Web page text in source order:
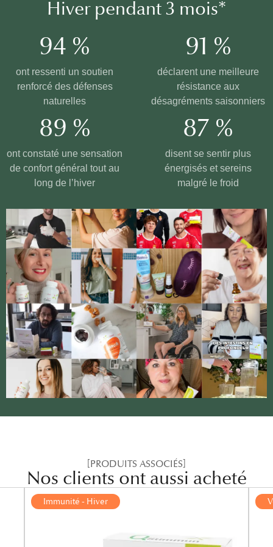
Hiver pendant 3 mois*
94 %
ont ressenti un soutien
renforcé des défenses
naturelles
91 %
déclarent une meilleure
résistance aux
désagréments saisonniers
89 %
ont constaté une sensation
de confort général tout au
long de l’hiver
87 %
disent se sentir plus
énergisés et sereins
malgré le froid
[PRODUITS ASSOCIÉS]
Nos clients ont aussi acheté
Immunité - Hiver